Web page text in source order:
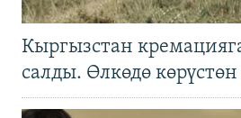
Кыргызстан
салды. Өлкөдө